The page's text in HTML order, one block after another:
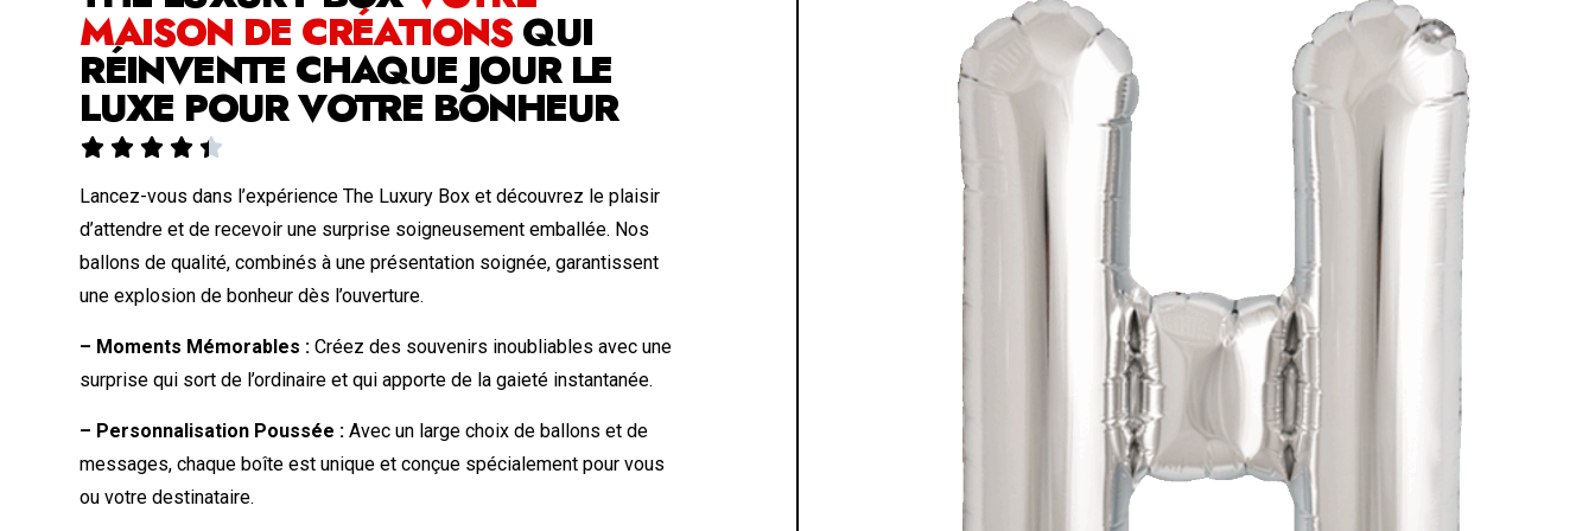
MAISON DE CRÉATIONSQUI
RÉINVENTE CHAQUE JOUR LE
LUXE POUR VOTRE BONHEUR
    
Lancez-vous dans l’expérience The Luxury Box et découvrez le plaisir
d’attendre et de recevoir une surprise soigneusement emballée. Nos
ballons de qualité, combinés à une présentation soignée, garantissent
une explosion de bonheur dès l’ouverture.
– Moments Mémorables : Créez des souvenirs inoubliables avec une
surprise qui sort de l’ordinaire et qui apporte de la gaieté instantanée.
– Personnalisation Poussée : Avec un large choix de ballons et de
messages, chaque boîte est unique et conçue spécialement pour vous
ou votre destinataire.